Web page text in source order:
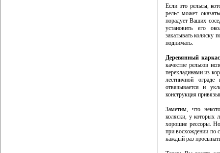
Если это рельсы,
рельс может
порадует Ваших
установить его
закатывать коляску
поднимать.
Деревянный каркас
качестве рельсов
перекладинами из
лестничной
отвязывается и
конструкция
Заметим, что
коляски, у которых
хорошие рессоры.
при восхождении по
каждый раз